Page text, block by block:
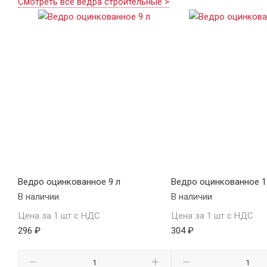
Ведро оцинкованное 9 л
В наличии
Цена за 1 шт с НДС
296 ₽
Ведро оцинкованное
В наличии
Цена за 1 шт с НДС
304 ₽